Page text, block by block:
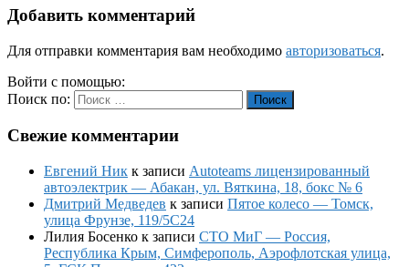
Добавить комментарий
Для отправки комментария вам необходимо авторизоваться.
Войти с помощью:
Поиск по:
Поиск
Свежие комментарии
Евгений Ник к записи Autoteams лицензированный
автоэлектрик — Абакан, ул. Вяткина, 18, бокс № 6
Дмитрий Медведев к записи Пятое колесо — Томск,
улица Фрунзе, 119/5С24
Лилия Босенко к записи СТО МиГ — Россия,
Республика Крым, Симферополь, Аэрофлотская улица,